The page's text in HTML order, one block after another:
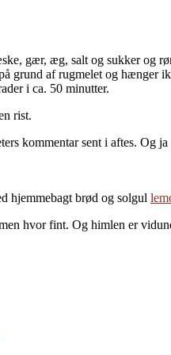
gær, æg, salt og sukker og
grund af rugmelet og hænger
i ca. 50 minutter.
rist.
kommentar sent i aftes. Og
hjemmebagt brød og solgul
hvor fint. Og himlen er